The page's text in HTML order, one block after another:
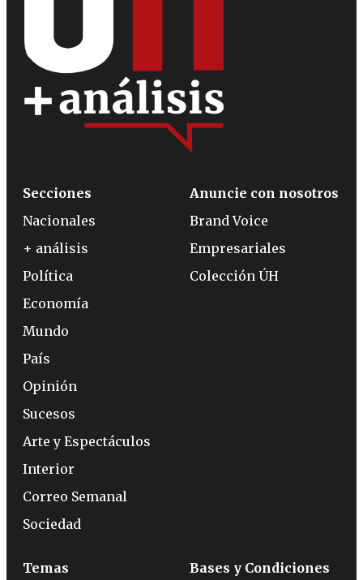
Secciones
Nacionales
+ análisis
Política
Economía
Mundo
País
Opinión
Sucesos
Arte y Espectáculos
Interior
Correo Semanal
Sociedad
Anuncie con nosotros
Brand Voice
Empresariales
Colección ÚH
Temas Bases y Condiciones